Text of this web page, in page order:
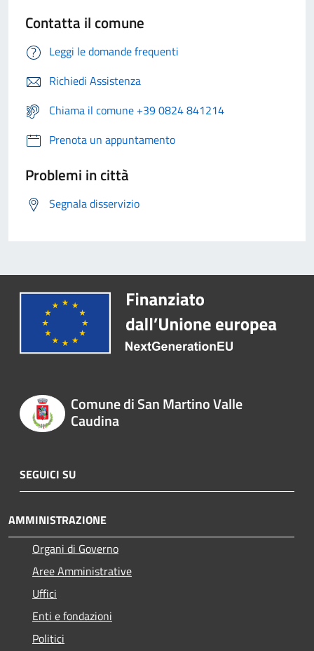
Contatta il comune
Leggi le domande frequenti
Richiedi Assistenza
Chiama il comune +39 0824 841214
Prenota un appuntamento
Problemi in città
Segnala disservizio
Comune di San Martino Valle
Caudina
SEGUICI SU
AMMINISTRAZIONE
Organi di Governo
Aree Amministrative
Uffici
Enti e fondazioni
Politici